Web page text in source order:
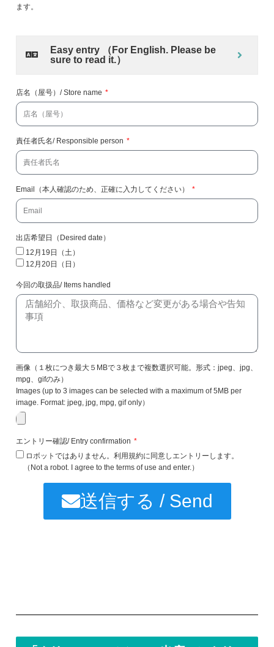
ます。
Easy entry （For English. Please be
sure to read it.）
店名（屋号）/ Store name
責任者氏名/ Responsible person
Email（本人確認のため、正確に入力してください）
出店希望日（Desired date）
12月19日（土）
12月20日（日）
今回の取扱品/ Items handled
画像（１枚につき最大５MBで３枚まで複数選択可能。形式：jpeg、jpg、
mpg、gifのみ）
Images (up to 3 images can be selected with a maximum of 5MB per
image. Format: jpeg, jpg, mpg, gif only）
エントリー確認/ Entry confirmation
ロボットではありません。利用規約に同意しエントリーします。
（Not a robot. I agree to the terms of use and enter.）
送信する / Send